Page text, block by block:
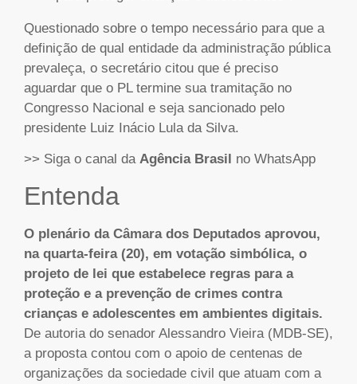
Questionado sobre o tempo necessário para que a
definição de qual entidade da administração pública
prevaleça, o secretário citou que é preciso
aguardar que o PL termine sua tramitação no
Congresso Nacional e seja sancionado pelo
presidente Luiz Inácio Lula da Silva.
>> Siga o canal da Agência Brasil no WhatsApp
Entenda
O plenário da Câmara dos Deputados aprovou,
na quarta-feira (20), em votação simbólica, o
projeto de lei que estabelece regras para a
proteção e a prevenção de crimes contra
crianças e adolescentes em ambientes digitais.
De autoria do senador Alessandro Vieira (MDB-SE),
a proposta contou com o apoio de centenas de
organizações da sociedade civil que atuam com a